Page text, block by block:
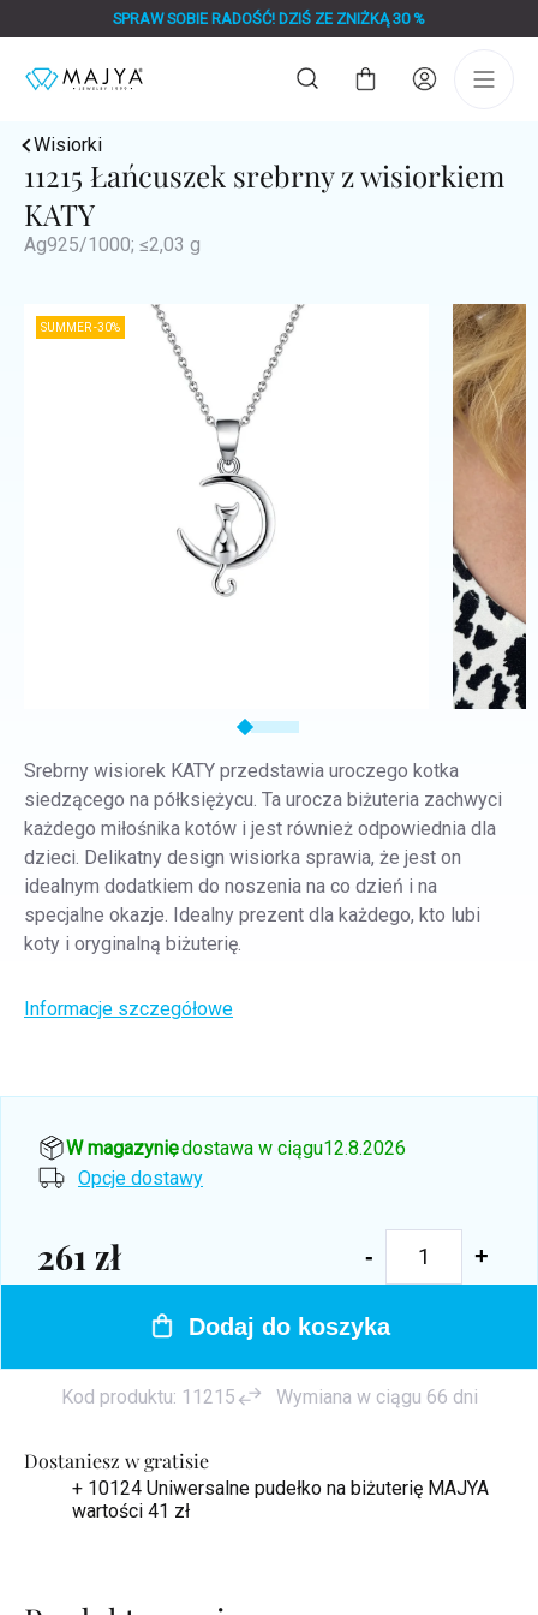
do
SPRAW SOBIE RADOŚĆ! DZIŚ ZE ZNIŻKĄ 30 %
Koszyk
Wisiorki
11215 Łańcuszek srebrny z wisiorkiem
KATY
Ag925/1000; ≤2,03 g
SUMMER -30%
Dostaniesz w gratisie
+ 10124 Uniwersalne pudełko na biżuterię MAJYA
wartości 41 zł
Srebrny wisiorek KATY przedstawia uroczego kotka
siedzącego na półksiężycu. Ta urocza biżuteria zachwyci
każdego miłośnika kotów i jest również odpowiednia dla
dzieci. Delikatny design wisiorka sprawia, że jest on
idealnym dodatkiem do noszenia na co dzień i na
specjalne okazje. Idealny prezent dla każdego, kto lubi
koty i oryginalną biżuterię.
Informacje szczegółowe
W magazynie, dostawa w ciągu12.8.2026
Opcje dostawy
261 zł
Cena
Dodaj do koszyka
Kod produktu: 11215 Wymiana w ciągu 66 dni